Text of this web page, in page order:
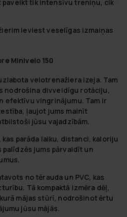
paveikt tik intensīvu treniņu, cik
ieviest veselīgas izmaiņas
Minivelo 150
velotrenažiera izeja. Tam
nodrošina divveidīgu rotāciju,
efektīvu vingrinājumu. Tam ir
ļaujot jums mainīt
jūsu vajadzībām.
parāda laiku, distanci, kaloriju
palīdzēs jums pārvaldīt un
no tērauda un PVC, kas
Tā kompaktā izmēra dēļ,
mājas stūrī, nodrošinot ērtu
jūsu mājās.